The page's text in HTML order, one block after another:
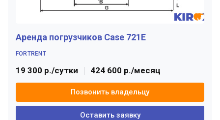
Аренда погрузчиков Case 721E
FORTRENT
19 300 р./сутки 424 600 р./месяц
Позвонить владельцу
Оставить заявку